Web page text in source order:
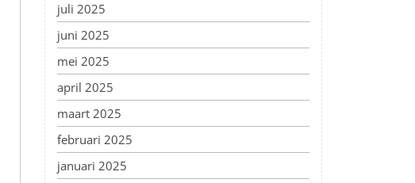
juli 2025
juni 2025
mei 2025
april 2025
maart 2025
februari 2025
januari 2025